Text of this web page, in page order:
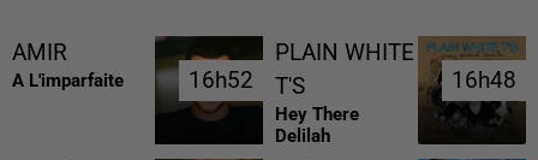
AMIR
A L'imparfaite 16h52
16h52
PLAIN WHITE
T'S
Hey There
Delilah
16h48
16h48